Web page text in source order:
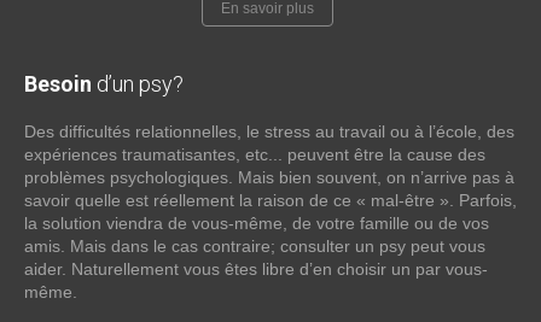
En savoir plus
Besoin d’un psy?
Des difficultés relationnelles, le stress au travail ou à l’école, des
expériences traumatisantes, etc... peuvent être la cause des
problèmes psychologiques. Mais bien souvent, on n’arrive pas à
savoir quelle est réellement la raison de ce « mal-être ». Parfois,
la solution viendra de vous-même, de votre famille ou de vos
amis. Mais dans le cas contraire; consulter un psy peut vous
aider. Naturellement vous êtes libre d’en choisir un par vous-
même.